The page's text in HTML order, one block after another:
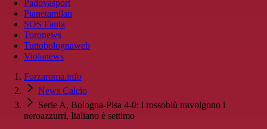
Padovasport
Pianetamilan
SOS Fanta
Toronews
Tuttobolognaweb
Violanews
Forzaroma.info
News Calcio
Serie A, Bologna-Pisa 4-0: i rossoblù travolgono i
neroazzurri, Italiano è settimo